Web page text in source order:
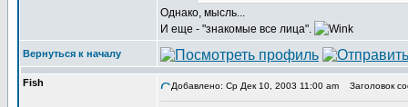
Однако, мысль...
И еще - "знакомые все лица".
Вернуться к началу
Fish Добавлено: Ср Дек 10, 2003 11:00 am Заголовок